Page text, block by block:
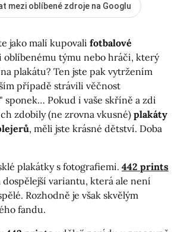
mezi oblíbené zdroje na Googlu
jako malí kupovali fotbalové
oblíbenému týmu nebo hráči, který
plakátu? Ten jste pak vytržením
případě strávili věčnost
sponek… Pokud i vaše skříně a zdi
zdobily (ne zrovna vkusné) plakáty
, měli jste krásné dětství. Doba
plakátky s fotografiemi. 442 prints
dospělejší variantu, která ale není
Rozhodně je však skvělým
fandu.